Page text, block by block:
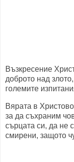
Възкресение
доброто над
големите
Вярата в
за да съхраним
сърцата си, да не
смирени, защото